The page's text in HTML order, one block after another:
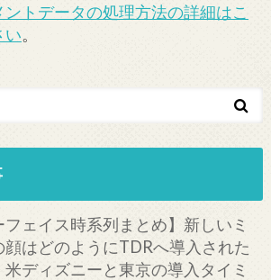
ントデータの処理方法の詳細はこ
い。
フェイス時系列まとめ】新しいミ
顔はどのようにTDRへ導入された
ディズニーと東京の導入タイミ